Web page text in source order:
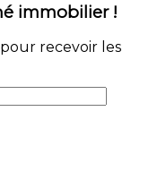
immobilier !
recevoir les